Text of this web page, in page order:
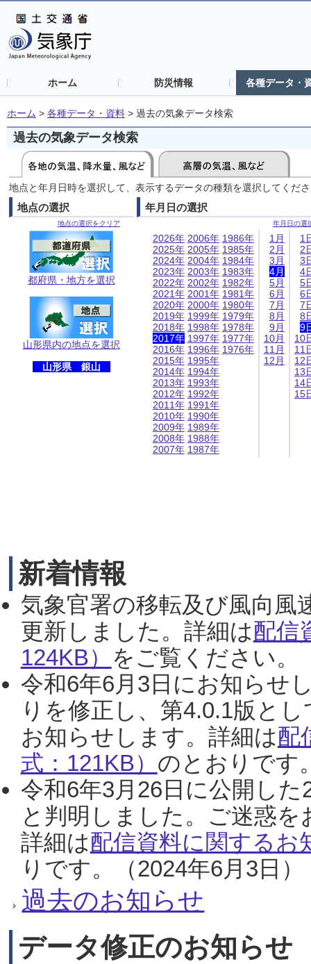
ホーム 防災情報 各種データ・
ホーム > 各種データ・資料 > 過去の気象データ検索
過去の気象データ検索
地点と年月日時を選択して、表示するデータの種類を選択してくだ
地点の選択
地点の選択をクリア
都府県・地方を選択
山形県内の地点を選択
山形県 銀山
年月日の選択
年月日の選
2026年
2025年
2024年
2023年
2022年
2021年
2020年
2019年
2018年
2017年
2016年
2015年
2014年
2013年
2012年
2011年
2010年
2009年
2008年
2007年
2006年
2005年
2004年
2003年
2002年
2001年
2000年
1999年
1998年
1997年
1996年
1995年
1994年
1993年
1992年
1991年
1990年
1989年
1988年
1987年
1986年
1985年
1984年
1983年
1982年
1981年
1980年
1979年
1978年
1977年
1976年
1月
2月
3月
4月
5月
6月
7月
8月
9月
10月
11月
12月
1
2
3
4
5
6
7
8
9
10
11
12
13
14
15
新着情報
気象官署の移転及び風向風
更新しました。詳細は配信
124KB） をご覧ください。
令和6年6月3日にお知らせ
りを修正し、第4.0.1版と
お知らせします。詳細は配
式：121KB） のとおりです
令和6年3月26日に公開し
と判明しました。ご迷惑
詳細は配信資料に関するお
りです。（2024年6月3日）
過去のお知らせ
データ修正のお知らせ